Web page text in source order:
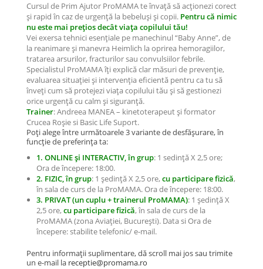
Cursul de Prim Ajutor ProMAMA te învață să acționezi corect
și rapid în caz de urgență la bebeluși și copii. Pentru că nimic
nu este mai prețios decât viața copilului tău!
Vei exersa tehnici esențiale pe manechinul “Baby Anne”, de
la reanimare și manevra Heimlich la oprirea hemoragiilor,
tratarea arsurilor, fracturilor sau convulsiilor febrile.
Specialistul ProMAMA îțiexplică clar măsuri de prevenție,
evaluarea situației și intervenția eficientă pentru ca tu să
înveți cum să protejezi viața copilului tău și să gestionezi
orice urgență cu calm și siguranță.
Trainer: Andreea MANEA – kinetoterapeut și formator
Crucea Roșie si Basic Life Suport.
Poți alege între următoarele 3 variante de desfășurare, în
funcție de preferința ta:
1. ONLINE și INTERACTIV, în grup: 1 sedință X 2,5 ore;
Ora de începere: 18:00.
2. FIZIC, în grup: 1 ședință X 2,5 ore,cu participare fizică,
în sala de curs de la ProMAMA. Ora de începere: 18:00.
3. PRIVAT (un cuplu + trainerul ProMAMA): 1 ședință X
2,5 ore,cu participare fizică, în sala de curs de la
ProMAMA (zona Aviației, București). Data si Ora de
începere: stabilite telefonic/ e-mail.
Pentru informații suplimentare, dă scroll mai jos sau trimite
un e-mail la receptie@promama.ro